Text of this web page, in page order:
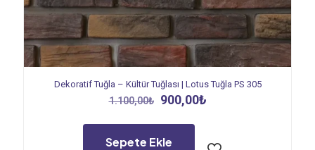
Dekoratif Tuğla – Kültür Tuğlası | Lotus Tuğla PS 305
1.100,00₺
Orijinal
fiyat:
1.100,00₺.
900,00₺Şu
Sepete Ekle